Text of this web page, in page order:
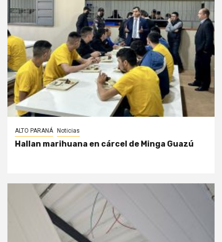
ALTO PARANÁ Noticias
Hallan marihuana en cárcel de Minga Guazú